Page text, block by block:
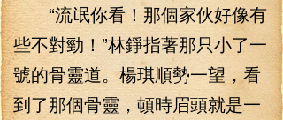
“流氓你看！那個家伙好像有
些不對勁！”林錚指著那只小了一
號的骨靈道。楊琪順勢一望，看
到了那個骨靈，頓時眉頭就是一